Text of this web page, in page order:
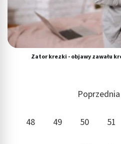
Zator krezki - objawy zawału
48 49 50 51